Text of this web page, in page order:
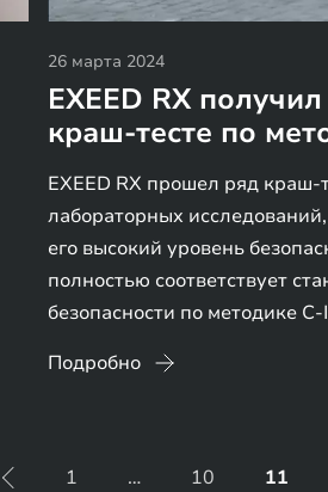
26 марта 2024
EXEED RX
краш-тесте по
EXEED RX прошел ряд краш-
лабораторных
его высокий уровень
полностью соответствует
безопасности по методике C-
Подробно
1 … 10 11